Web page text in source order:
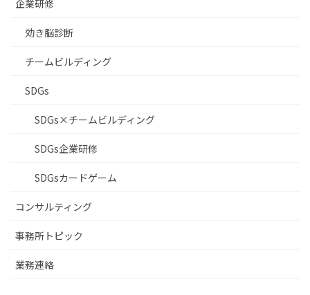
企業研修
効き脳診断
チームビルディング
SDGs
SDGs×チームビルディング
SDGs企業研修
SDGsカードゲーム
コンサルティング
事務所トピック
業務連絡